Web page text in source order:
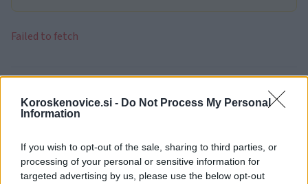
Koroskenovice.si - Do Not Process My Personal
Information
If you wish to opt-out of the sale, sharing to third parties, or
processing of your personal or sensitive information for
targeted advertising by us, please use the below opt-out
Failed to fetch
Ravne na Koroškem
Prevalje
Mežica Črna na Koroškem
Vuzenica
Muta
Ribnica na Pohorju Podvelka